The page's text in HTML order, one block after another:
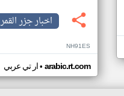
اخبار جزر القمر
NH91ES
ار تي عربي• arabic.rt.com